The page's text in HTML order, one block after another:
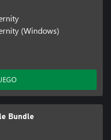
(Windows)
Bundle